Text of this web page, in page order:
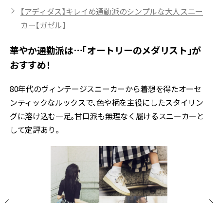
【アディダス】キレイめ通勤派のシンプルな大人スニー
カー【ガゼル】
華やか通勤派は…「オートリーのメダリスト」が
おすすめ！
80年代のヴィンテージスニーカーから着想を得たオーセ
ンティックなルックスで、色や柄を主役にしたスタイリン
グに溶け込む一足。甘口派も無理なく履けるスニーカーと
して定評あり。